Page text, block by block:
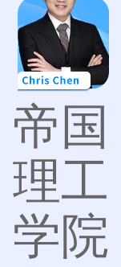
帝国
理工
学院